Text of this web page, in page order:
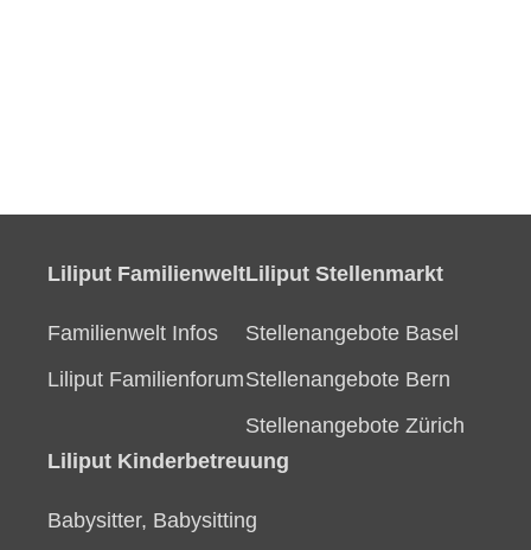
Liliput Familienwelt
Familienwelt Infos
Liliput Familienforum
Liliput Stellenmarkt
Stellenangebote Basel
Stellenangebote Bern
Stellenangebote Zürich
Liliput Kinderbetreuung
Babysitter, Babysitting